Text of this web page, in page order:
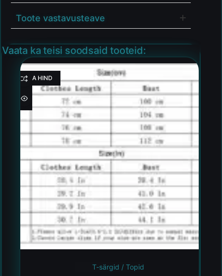
Toote vastavusteave
Vaata ka teisi soodsaid tooteid:
HEA HIND
T-särgid / Topid